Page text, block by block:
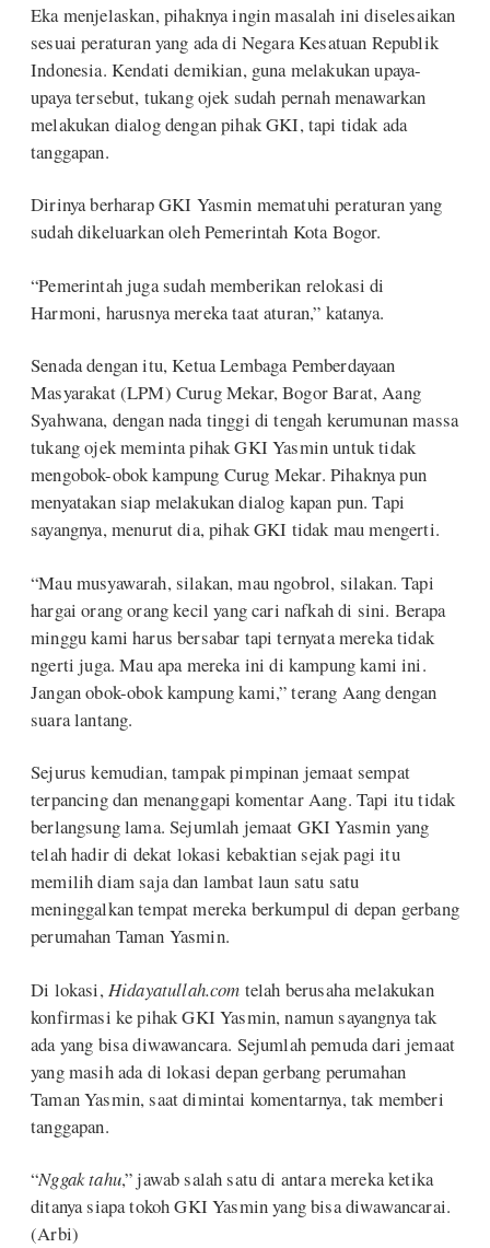
Eka menjelaskan, pihaknya ingin masalah ini diselesaikan
sesuai peraturan yang ada di Negara Kesatuan Republik
Indonesia. Kendati demikian, guna melakukan upaya-
upaya tersebut, tukang ojek sudah pernah menawarkan
melakukan dialog dengan pihak GKI, tapi tidak ada
tanggapan.
Dirinya berharap GKI Yasmin mematuhi peraturan yang
sudah dikeluarkan oleh Pemerintah Kota Bogor.
“Pemerintah juga sudah memberikan relokasi di
Harmoni, harusnya mereka taat aturan,” katanya.
Senada dengan itu, Ketua Lembaga Pemberdayaan
Masyarakat (LPM) Curug Mekar, Bogor Barat, Aang
Syahwana, dengan nada tinggi di tengah kerumunan massa
tukang ojek meminta pihak GKI Yasmin untuk tidak
mengobok-obok kampung Curug Mekar. Pihaknya pun
menyatakan siap melakukan dialog kapan pun. Tapi
sayangnya, menurut dia, pihak GKI tidak mau mengerti.
“Mau musyawarah, silakan, mau ngobrol, silakan. Tapi
hargai orang orang kecil yang cari nafkah di sini. Berapa
minggu kami harus bersabar tapi ternyata mereka tidak
ngerti juga. Mau apa mereka ini di kampung kami ini.
Jangan obok-obok kampung kami,” terang Aang dengan
suara lantang.
Sejurus kemudian, tampak pimpinan jemaat sempat
terpancing dan menanggapi komentar Aang. Tapi itu tidak
berlangsung lama. Sejumlah jemaat GKI Yasmin yang
telah hadir di dekat lokasi kebaktian sejak pagi itu
memilih diam saja dan lambat laun satu satu
meninggalkan tempat mereka berkumpul di depan gerbang
perumahan Taman Yasmin.
Di lokasi,Hidayatullah.com telah berusaha melakukan
konfirmasi ke pihak GKI Yasmin, namun sayangnya tak
ada yang bisa diwawancara. Sejumlah pemuda dari jemaat
yang masih ada di lokasi depan gerbang perumahan
Taman Yasmin, saat dimintai komentarnya, tak memberi
tanggapan.
“Nggak tahu,” jawab salah satu di antara mereka ketika
ditanya siapa tokoh GKI Yasmin yang bisa diwawancarai.
(Arbi)